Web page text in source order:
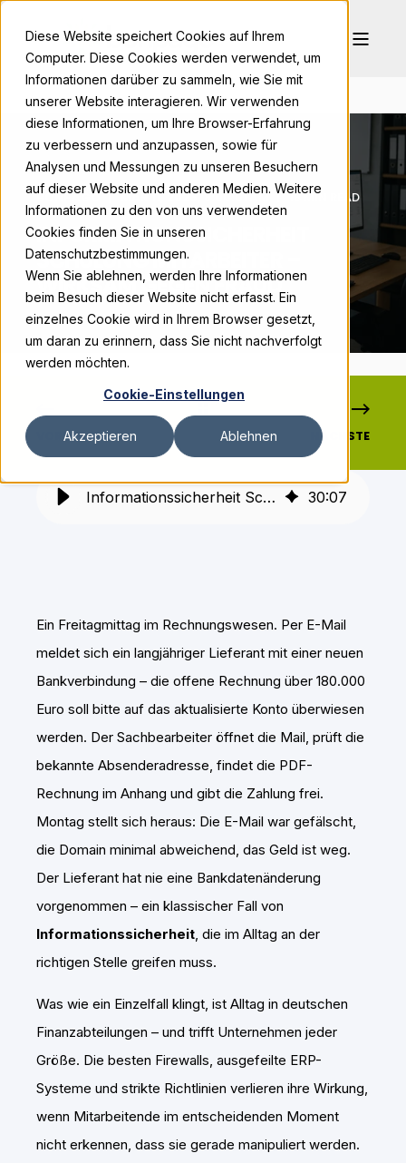
Diese Website speichert Cookies auf Ihrem
Computer. Diese Cookies werden verwendet, um
Informationen darüber zu sammeln, wie Sie mit
unserer Website interagieren. Wir verwenden
diese Informationen, um Ihre Browser-Erfahrung
zu verbessern und anzupassen, sowie für
Analysen und Messungen zu unseren Besuchern
auf dieser Website und anderen Medien. Weitere
Informationen zu den von uns verwendeten
Cookies finden Sie in unseren
Datenschutzbestimmungen.
Wenn Sie ablehnen, werden Ihre Informationen
beim Besuch dieser Website nicht erfasst. Ein
einzelnes Cookie wird in Ihrem Browser gesetzt,
um daran zu erinnern, dass Sie nicht nachverfolgt
werden möchten.
Cookie-Einstellungen
Akzeptieren Ablehnen
BONPAGO MAR 11, 2026, 8:00:01 AM 18 MIN READ
INFORMATIONSSICHERHEIT
SCHULUNG MITARBEITER –
WIRKSAM GEGEN FRAUD
VORHERIGE NÄCHSTE
Informationssicherheit Schulung Mitarbeiter – wirksam gegen Fraud 30:07
Ein Freitagmittag im Rechnungswesen. Per E-Mail
meldet sich ein langjähriger Lieferant mit einer neuen
Bankverbindung – die offene Rechnung über 180.000
Euro soll bitte auf das aktualisierte Konto überwiesen
werden. Der Sachbearbeiter öffnet die Mail, prüft die
bekannte Absenderadresse, findet die PDF-
Rechnung im Anhang und gibt die Zahlung frei.
Montag stellt sich heraus: Die E-Mail war gefälscht,
die Domain minimal abweichend, das Geld ist weg.
Der Lieferant hat nie eine Bankdatenänderung
vorgenommen – ein klassischer Fall von
Informationssicherheit, die im Alltag an der
richtigen Stelle greifen muss.
Was wie ein Einzelfall klingt, ist Alltag in deutschen
Finanzabteilungen – und trifft Unternehmen jeder
Größe. Die besten Firewalls, ausgefeilte ERP-
Systeme und strikte Richtlinien verlieren ihre Wirkung,
wenn Mitarbeitende im entscheidenden Moment
nicht erkennen, dass sie gerade manipuliert werden.